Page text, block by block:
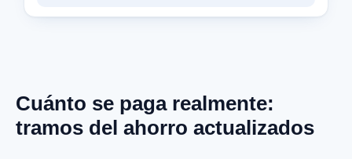
Cuánto se paga realmente:
tramos del ahorro actualizados